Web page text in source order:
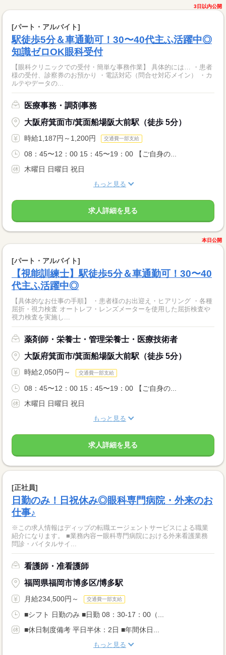
3日以内公開
[パート・アルバイト]
駅徒歩5分＆車通勤可！30〜40代主ふ活躍中◎
知識ゼロOK眼科受付
【眼科クリニックでの受付・簡単な事務作業】 具体的には… ・患者
様の受付、診察券のお預かり ・電話対応（問合せ対応メイン） ・カ
ルテやデータの...
医療事務・調剤事務
大阪府箕面市/箕面船場阪大前駅（徒歩 5分）
時給1,187円～1,200円 交通費一部支給
08：45〜12：00 15：45〜19：00 【ご自身の...
木曜日 日曜日 祝日
もっと見る
求人詳細を見る
本日公開
[パート・アルバイト]
【視能訓練士】駅徒歩5分＆車通勤可！30〜40
代主ふ活躍中◎
【具体的なお仕事の手順】 ・患者様のお出迎え・ヒアリング ・各種
屈折・視力検査 オートレフ・レンズメーターを使用した屈折検査や
視力検査を実施し...
薬剤師・栄養士・管理栄養士・医療技術者
大阪府箕面市/箕面船場阪大前駅（徒歩 5分）
時給2,050円～ 交通費一部支給
08：45〜12：00 15：45〜19：00 【ご自身の...
木曜日 日曜日 祝日
もっと見る
求人詳細を見る
[正社員]
日勤のみ！日祝休み◎眼科専門病院・外来のお
仕事♪
※この求人情報はディップの転職エージェントサービスによる職業
紹介になります。 ■業務内容ー眼科専門病院における外来看護業務
問診・バイタルサイ...
看護師・准看護師
福岡県福岡市博多区/博多駅
月給234,500円～ 交通費一部支給
■シフト 日勤のみ ■日勤 08：30-17：00（...
■休日制度備考 平日半休：2日 ■年間休日...
もっと見る